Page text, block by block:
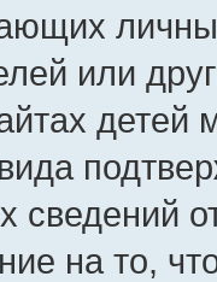
или
сведений
на то,